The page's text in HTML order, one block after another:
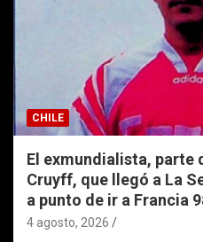
CHILE
El exmundialista, parte
Cruyff, que llegó a La
a punto de ir a Francia
4 agosto, 2026